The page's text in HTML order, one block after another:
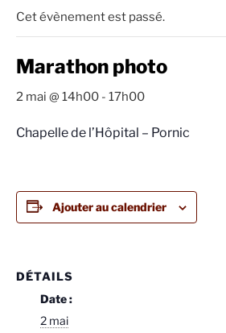
Cet évènement est passé.
Marathon photo
2 mai @ 14h00 - 17h00
Chapelle de l’Hôpital – Pornic
Ajouter au calendrier
DÉTAILS
Date :
2 mai